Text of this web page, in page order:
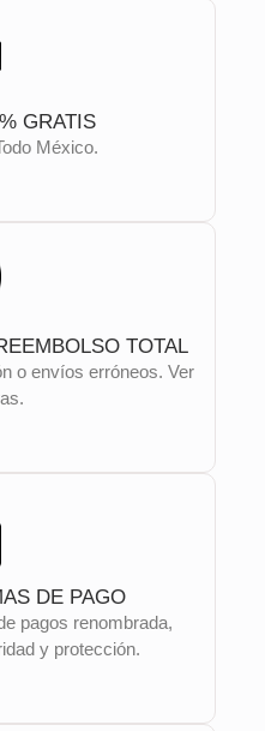
GRATIS
México.
TOTAL
o envíos erróneos. Ver
DE PAGO
pagos renombrada,
y protección.